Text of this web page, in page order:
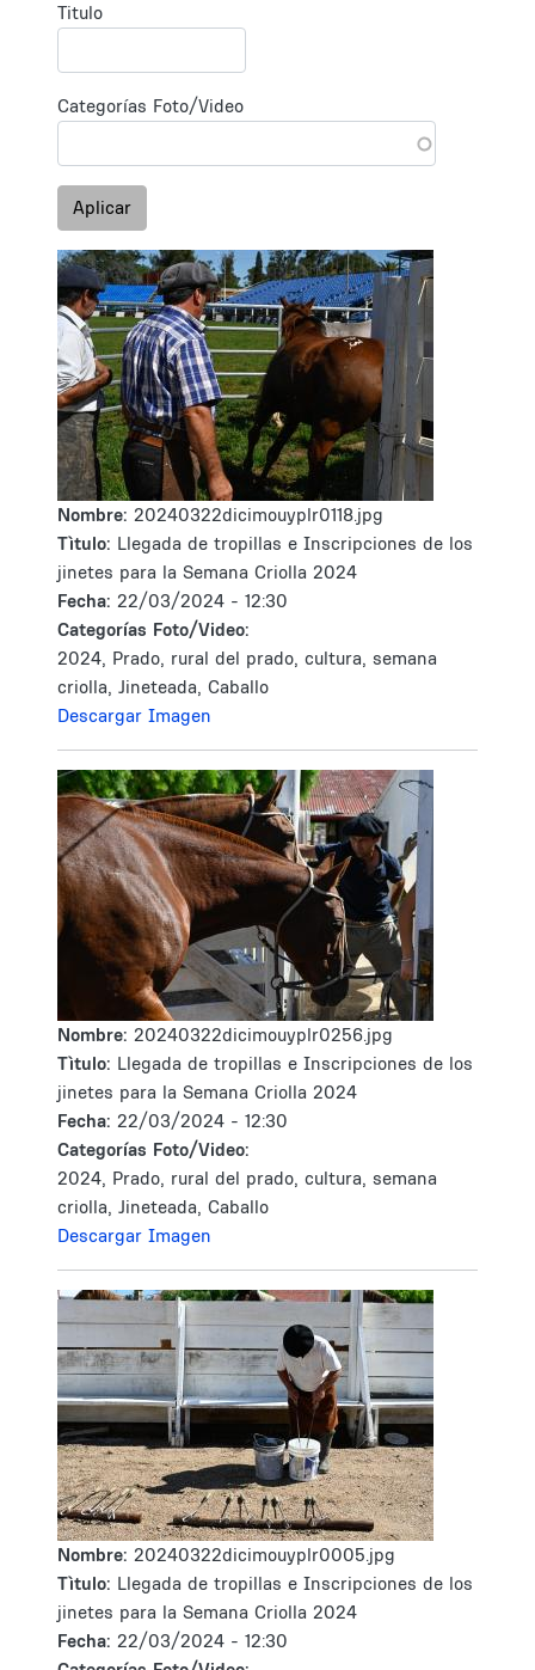
Titulo
Categorías Foto/Video
Aplicar
Nombre: 20240322dicimouyplr0118.jpg
Tìtulo: Llegada de tropillas e Inscripciones de los
jinetes para la Semana Criolla 2024
Fecha: 22/03/2024 - 12:30
Categorías Foto/Video:
2024, Prado, rural del prado, cultura, semana
criolla, Jineteada, Caballo
Descargar Imagen
Nombre: 20240322dicimouyplr0256.jpg
Tìtulo: Llegada de tropillas e Inscripciones de los
jinetes para la Semana Criolla 2024
Fecha: 22/03/2024 - 12:30
Categorías Foto/Video:
2024, Prado, rural del prado, cultura, semana
criolla, Jineteada, Caballo
Descargar Imagen
Nombre: 20240322dicimouyplr0005.jpg
Tìtulo: Llegada de tropillas e Inscripciones de los
jinetes para la Semana Criolla 2024
Fecha: 22/03/2024 - 12:30